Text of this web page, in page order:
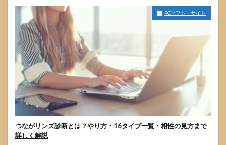
PCソフト・サイト
つながリンズ診断とは？やり方・16タイプ一覧・相性の見方まで
詳しく解説